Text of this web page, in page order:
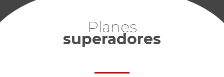
Planes
superadores